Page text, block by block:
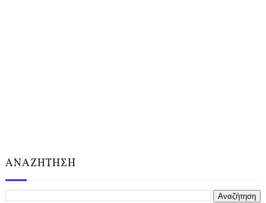
ΑΝΑΖΗΤΗΣΗ